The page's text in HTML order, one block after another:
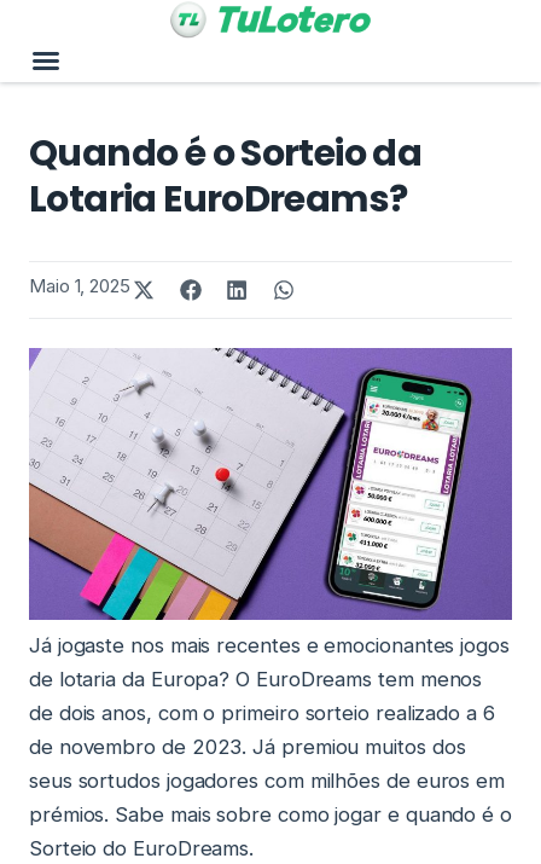
Quando é o Sorteio da
Lotaria EuroDreams?
Maio 1, 2025
Já jogaste nos mais recentes e emocionantes jogos
de lotaria da Europa? O EuroDreams tem menos
de dois anos, com o primeiro sorteio realizado a 6
de novembro de 2023. Já premiou muitos dos
seus sortudos jogadores com milhões de euros em
prémios. Sabe mais sobre como jogar e quando é o
Sorteio do EuroDreams.